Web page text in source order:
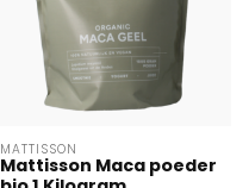
MATTISSON
Mattisson Maca poeder